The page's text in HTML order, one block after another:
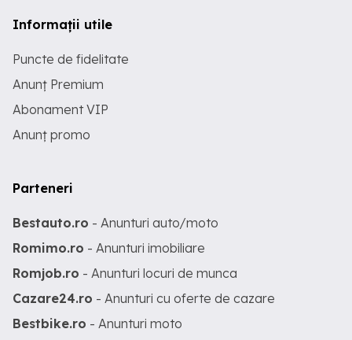
Informații utile
Puncte de fidelitate
Anunț Premium
Abonament VIP
Anunț promo
Parteneri
Bestauto.ro - Anunturi auto/moto
Romimo.ro - Anunturi imobiliare
Romjob.ro - Anunturi locuri de munca
Cazare24.ro - Anunturi cu oferte de cazare
Bestbike.ro - Anunturi moto